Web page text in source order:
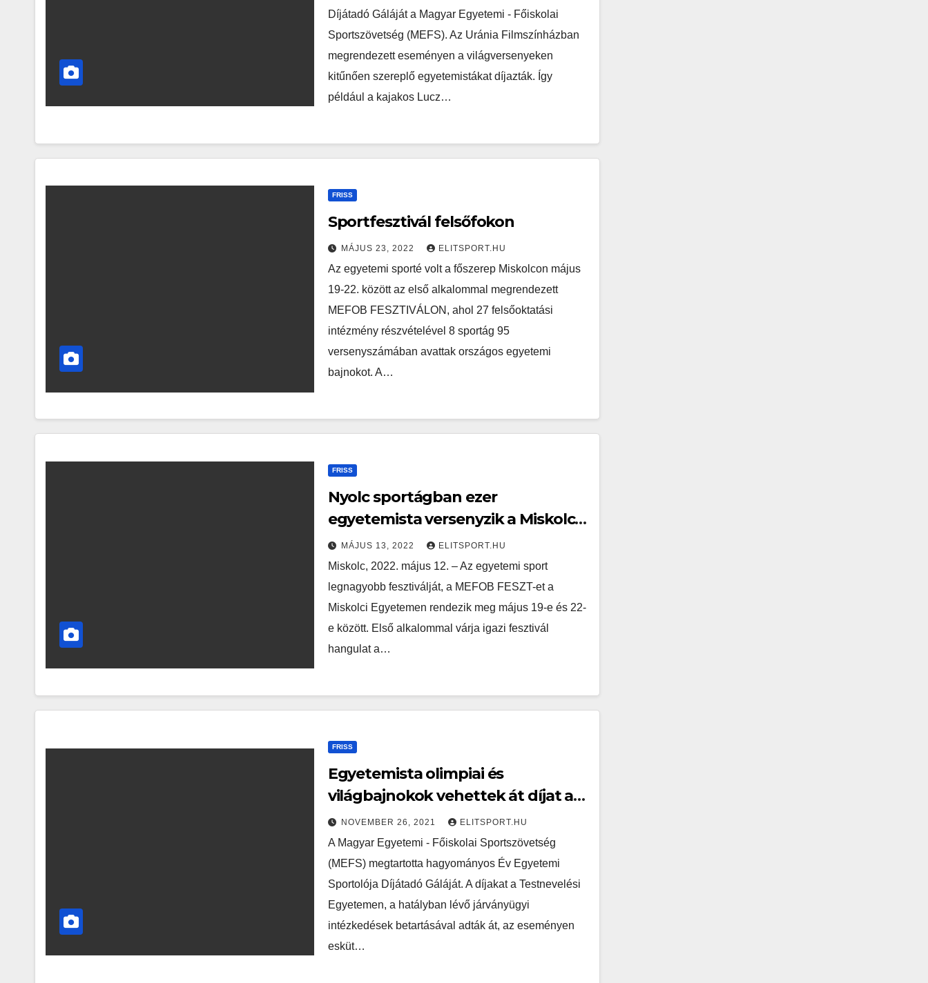
Díjátadó Gáláját a Magyar Egyetemi - Főiskolai
Sportszövetség (MEFS). Az Uránia Filmszínházban
megrendezett eseményen a világversenyeken
kitűnően szereplő egyetemistákat díjazták. Így
például a kajakos Lucz…
FRISS
Sportfesztivál felsőfokon
MÁJUS 23, 2022 ELITSPORT.HU
Az egyetemi sporté volt a főszerep Miskolcon május
19-22. között az első alkalommal megrendezett
MEFOB FESZTIVÁLON, ahol 27 felsőoktatási
intézmény részvételével 8 sportág 95
versenyszámában avattak országos egyetemi
bajnokot. A…
FRISS
Nyolc sportágban ezer
egyetemista versenyzik a Miskolci
Egyetemen
MÁJUS 13, 2022 ELITSPORT.HU
Miskolc, 2022. május 12. – Az egyetemi sport
legnagyobb fesztiválját, a MEFOB FESZT-et a
Miskolci Egyetemen rendezik meg május 19-e és 22-
e között. Első alkalommal várja igazi fesztivál
hangulat a…
FRISS
Egyetemista olimpiai és
világbajnokok vehettek át díjat a
MEFS Gáláján
NOVEMBER 26, 2021 ELITSPORT.HU
A Magyar Egyetemi - Főiskolai Sportszövetség
(MEFS) megtartotta hagyományos Év Egyetemi
Sportolója Díjátadó Gáláját. A díjakat a Testnevelési
Egyetemen, a hatályban lévő járványügyi
intézkedések betartásával adták át, az eseményen
esküt…